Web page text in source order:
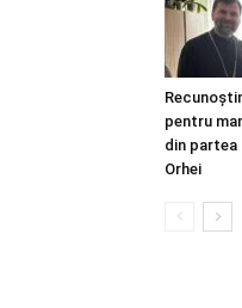
pentru
din
Orhei